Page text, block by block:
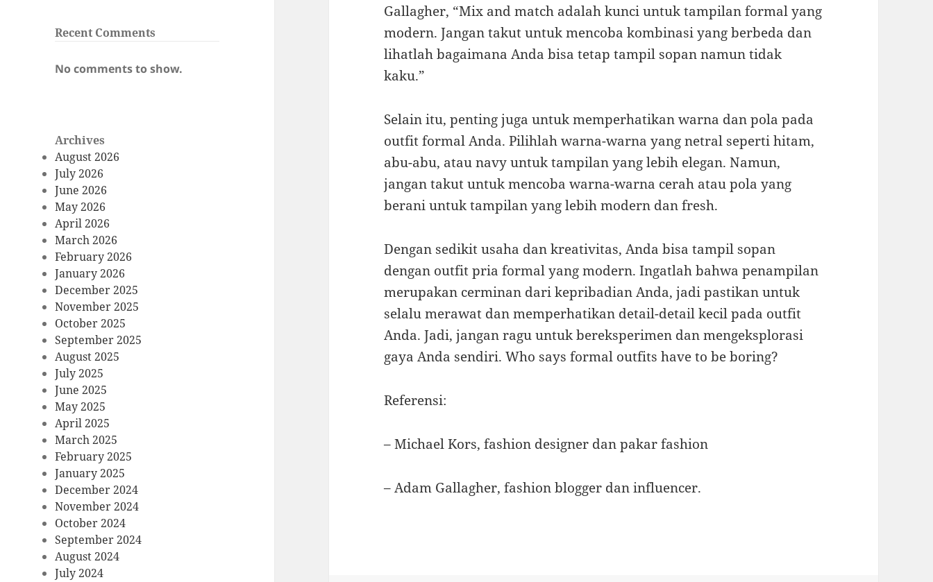
Recent Comments
No comments to show.
Archives
August 2026
July 2026
June 2026
May 2026
April 2026
March 2026
February 2026
January 2026
December 2025
November 2025
October 2025
September 2025
August 2025
July 2025
June 2025
May 2025
April 2025
March 2025
February 2025
January 2025
December 2024
November 2024
October 2024
September 2024
August 2024
July 2024
Gallagher, “Mix and match adalah kunci untuk tampilan formal yang
modern. Jangan takut untuk mencoba kombinasi yang berbeda dan
lihatlah bagaimana Anda bisa tetap tampil sopan namun tidak
kaku.”
Selain itu, penting juga untuk memperhatikan warna dan pola pada
outfit formal Anda. Pilihlah warna-warna yang netral seperti hitam,
abu-abu, atau navy untuk tampilan yang lebih elegan. Namun,
jangan takut untuk mencoba warna-warna cerah atau pola yang
berani untuk tampilan yang lebih modern dan fresh.
Dengan sedikit usaha dan kreativitas, Anda bisa tampil sopan
dengan outfit pria formal yang modern. Ingatlah bahwa penampilan
merupakan cerminan dari kepribadian Anda, jadi pastikan untuk
selalu merawat dan memperhatikan detail-detail kecil pada outfit
Anda. Jadi, jangan ragu untuk bereksperimen dan mengeksplorasi
gaya Anda sendiri. Who says formal outfits have to be boring?
Referensi:
– Michael Kors, fashion designer dan pakar fashion
– Adam Gallagher, fashion blogger dan influencer.